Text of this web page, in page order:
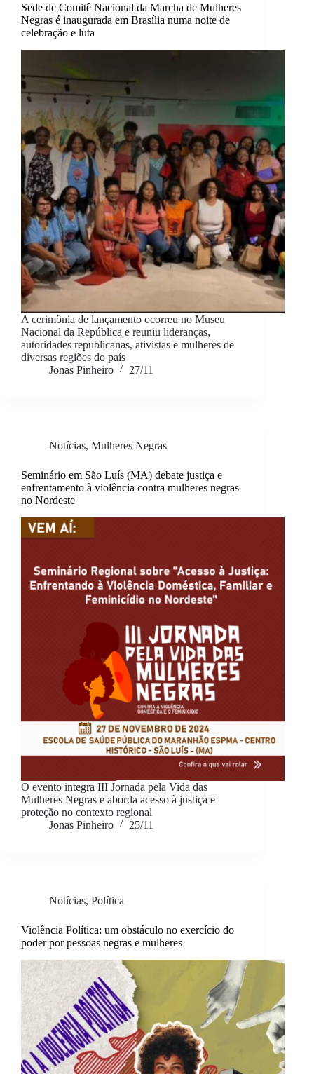
Sede de Comitê Nacional da Marcha de Mulheres
Negras é inaugurada em Brasília numa noite de
celebração e luta
A cerimônia de lançamento ocorreu no Museu
Nacional da República e reuniu lideranças,
autoridades republicanas, ativistas e mulheres de
diversas regiões do país
Jonas Pinheiro
27/11
Notícias, Mulheres Negras
Seminário em São Luís (MA) debate justiça e
enfrentamento à violência contra mulheres negras
no Nordeste
O evento integra III Jornada pela Vida das
Mulheres Negras e aborda acesso à justiça e
proteção no contexto regional
Jonas Pinheiro
25/11
Notícias, Política
Violência Política: um obstáculo no exercício do
poder por pessoas negras e mulheres